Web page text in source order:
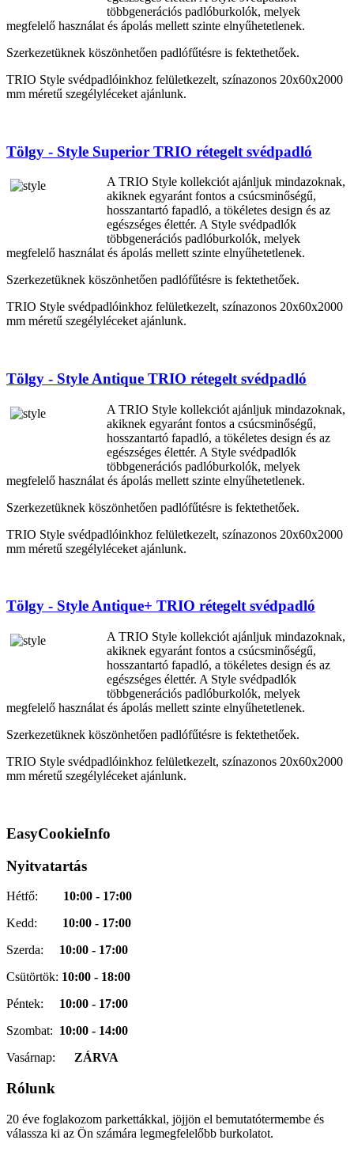
többgenerációs padlóburkolók, melyek
megfelelő használat és ápolás mellett szinte elnyűhetetlenek.
Szerkezetüknek köszönhetően padlófűtésre is fektethetőek.
TRIO Style svédpadlóinkhoz felületkezelt, színazonos 20x60x2000
mm méretű szegélyléceket ajánlunk.
Tölgy - Style Superior TRIO rétegelt svédpadló
A TRIO Style kollekciót ajánljuk mindazoknak,
akiknek egyaránt fontos a csúcsminőségű,
hosszantartó fapadló, a tökéletes design és az
egészséges élettér. A Style svédpadlók
többgenerációs padlóburkolók, melyek
megfelelő használat és ápolás mellett szinte elnyűhetetlenek.
Szerkezetüknek köszönhetően padlófűtésre is fektethetőek.
TRIO Style svédpadlóinkhoz felületkezelt, színazonos 20x60x2000
mm méretű szegélyléceket ajánlunk.
Tölgy - Style Antique TRIO rétegelt svédpadló
A TRIO Style kollekciót ajánljuk mindazoknak,
akiknek egyaránt fontos a csúcsminőségű,
hosszantartó fapadló, a tökéletes design és az
egészséges élettér. A Style svédpadlók
többgenerációs padlóburkolók, melyek
megfelelő használat és ápolás mellett szinte elnyűhetetlenek.
Szerkezetüknek köszönhetően padlófűtésre is fektethetőek.
TRIO Style svédpadlóinkhoz felületkezelt, színazonos 20x60x2000
mm méretű szegélyléceket ajánlunk.
Tölgy - Style Antique+ TRIO rétegelt svédpadló
A TRIO Style kollekciót ajánljuk mindazoknak,
akiknek egyaránt fontos a csúcsminőségű,
hosszantartó fapadló, a tökéletes design és az
egészséges élettér. A Style svédpadlók
többgenerációs padlóburkolók, melyek
megfelelő használat és ápolás mellett szinte elnyűhetetlenek.
Szerkezetüknek köszönhetően padlófűtésre is fektethetőek.
TRIO Style svédpadlóinkhoz felületkezelt, színazonos 20x60x2000
mm méretű szegélyléceket ajánlunk.
EasyCookieInfo
Nyitvatartás
Hétfő: 10:00 - 17:00
Kedd: 10:00 - 17:00
Szerda: 10:00 - 17:00
Csütörtök: 10:00 - 18:00
Péntek: 10:00 - 17:00
Szombat: 10:00 - 14:00
Vasárnap: ZÁRVA
Rólunk
20 éve foglakozom parkettákkal, jöjjön el bemutatótermembe és
válassza ki az Ön számára legmegfelelőbb burkolatot.